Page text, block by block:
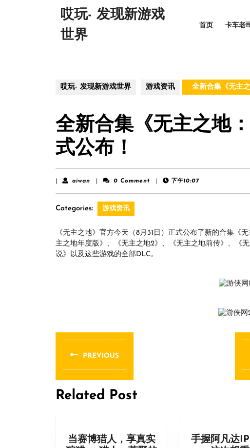
哎玩- 发现新游戏
世界
首页 卡车老
哎玩- 发现新游戏世界 游戏资讯 全新合集《无主
全新合集《无主之地
式公布！
aiwan aiwan 0 Comment 下午10:07
Categories: 游戏资讯
《无主之地》官方今天（8月31日）正式公布了新的合集《
主之地年度版》、《无主之地2》、《无主之地前传》、《
说》以及这些游戏的全部DLC。
文
章
导
航
PREVIOUS
post:
Related Post
当赛博猎人，享真实
手握阿凡达